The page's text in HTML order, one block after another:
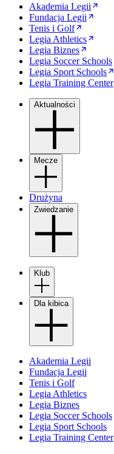
Akademia Legii
Fundacja Legii
Tenis i Golf
Legia Athletics
Legia Biznes
Legia Soccer Schools
Legia Sport Schools
Legia Training Center
Aktualności
Mecze
Drużyna
Zwiedzanie
Klub
Dla kibica
Akademia Legii
Fundacja Legii
Tenis i Golf
Legia Athletics
Legia Biznes
Legia Soccer Schools
Legia Sport Schools
Legia Training Center